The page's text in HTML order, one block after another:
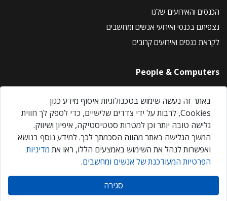
הכנסים והאירועים שלנו
נצפיתם בכנסי ואירועי אנשים ומחשבים
לקראת כנסים ואירועים קרובים
People & Computers
About Us
Privacy Policy
Contact Us
Our Events
אנשים ומחשבים © 2026 – כל הזכויות שמורות
באתר זה נעשה שימוש בטכנולוגיות איסוף מידע כגון
Cookies, לרבות על ידי צדדים שלישיים, כדי לספק לך חווית
גלישה טובה יותר וכן למטרות סטטיסטיקה, איפיון ושיווק.
המשך הגלישה באתר מהווה הסכמתך לכך. למידע נוסף בנושא
ואפשרות לנהל את השימוש באמצעים הללו, ראו את מדיניות
הפרטיות המעודכנת של אנשים ומחשבים.
סגירה